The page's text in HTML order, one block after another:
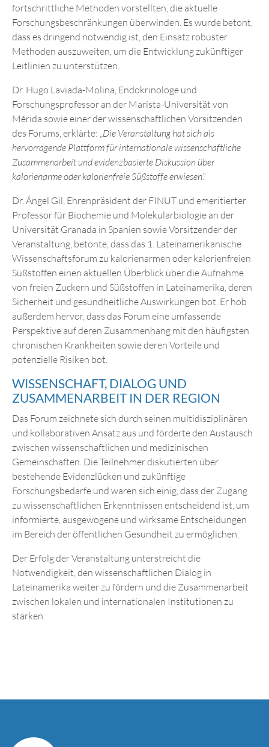
fortschrittliche Methoden vorstellten, die aktuelle
Forschungsbeschränkungen überwinden. Es wurde betont,
dass es dringend notwendig ist, den Einsatz robuster
Methoden auszuweiten, um die Entwicklung zukünftiger
Leitlinien zu unterstützen.
Dr. Hugo Laviada-Molina, Endokrinologe und
Forschungsprofessor an der Marista-Universität von
Mérida sowie einer der wissenschaftlichen Vorsitzenden
des Forums, erklärte: „Die Veranstaltung hat sich als
hervorragende Plattform für internationale wissenschaftliche
Zusammenarbeit und evidenzbasierte Diskussion über
kalorienarme oder kalorienfreie Süßstoffe erwiesen.“
Dr. Ángel Gil, Ehrenpräsident der FINUT und emeritierter
Professor für Biochemie und Molekularbiologie an der
Universität Granada in Spanien sowie Vorsitzender der
Veranstaltung, betonte, dass das 1. Lateinamerikanische
Wissenschaftsforum zu kalorienarmen oder kalorienfreien
Süßstoffen einen aktuellen Überblick über die Aufnahme
von freien Zuckern und Süßstoffen in Lateinamerika, deren
Sicherheit und gesundheitliche Auswirkungen bot. Er hob
außerdem hervor, dass das Forum eine umfassende
Perspektive auf deren Zusammenhang mit den häufigsten
chronischen Krankheiten sowie deren Vorteile und
potenzielle Risiken bot.
WISSENSCHAFT, DIALOG UND
ZUSAMMENARBEIT IN DER REGION
Das Forum zeichnete sich durch seinen multidisziplinären
und kollaborativen Ansatz aus und förderte den Austausch
zwischen wissenschaftlichen und medizinischen
Gemeinschaften. Die Teilnehmer diskutierten über
bestehende Evidenzlücken und zukünftige
Forschungsbedarfe und waren sich einig, dass der Zugang
zu wissenschaftlichen Erkenntnissen entscheidend ist, um
informierte, ausgewogene und wirksame Entscheidungen
im Bereich der öffentlichen Gesundheit zu ermöglichen.
Der Erfolg der Veranstaltung unterstreicht die
Notwendigkeit, den wissenschaftlichen Dialog in
Lateinamerika weiter zu fördern und die Zusammenarbeit
zwischen lokalen und internationalen Institutionen zu
stärken.